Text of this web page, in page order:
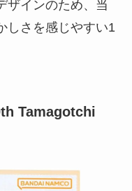
ザインのため、当
しさを感じやすい1
Tamagotchi